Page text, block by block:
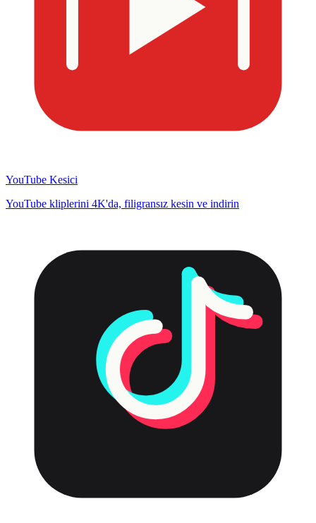
YouTube Kesici
YouTube kliplerini 4K'da, filigransız kesin ve indirin